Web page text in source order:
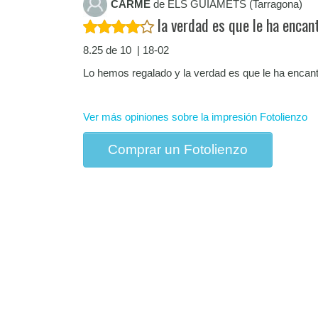
CARME de ELS GUIAMETS (Tarragona)
la verdad es que le ha
8.25 de 10 | 18-02
Lo hemos regalado y la verdad es que le ha
Ver más opiniones sobre la impresión Fotolienzo
Comprar un Fotolienzo